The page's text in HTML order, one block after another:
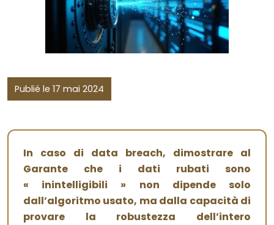
Publié le 17 mai 2024
In caso di data breach, dimostrare al
Garante che i dati rubati sono
« inintelligibili » non dipende solo
dall’algoritmo usato, ma dalla capacità di
provare la robustezza dell’intero